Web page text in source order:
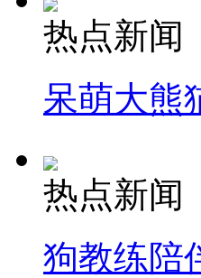
热点新闻
呆萌大熊
热点新闻
狗教练陪